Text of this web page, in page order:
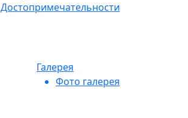
Достопримечательности
Галерея
Фото галерея